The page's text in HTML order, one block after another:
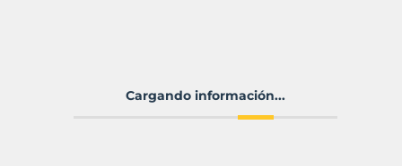
Cargando información...